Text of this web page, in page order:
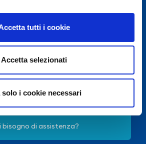
tutti i cookie
Accetta selezionati
solo i cookie necessari
e in accordo con disposizioni
E.N.A.C.
di Napoli è chiuso dalle 22:30
salvo eccezionale ritardo voli.
bisogno di assistenza?